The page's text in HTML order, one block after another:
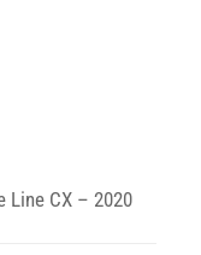
Line CX – 2020